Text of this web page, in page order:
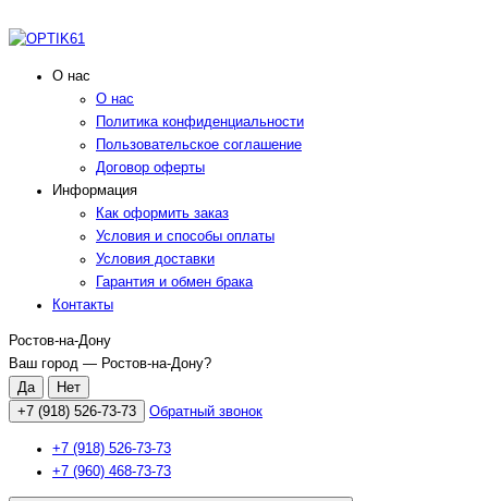
О нас
О нас
Политика конфиденциальности
Пользовательское соглашение
Договор оферты
Информация
Как оформить заказ
Условия и способы оплаты
Условия доставки
Гарантия и обмен брака
Контакты
Ростов-на-Дону
Ваш город — Ростов-на-Дону?
+7 (918) 526-73-73 Обратный звонок
+7 (918) 526-73-73
+7 (960) 468-73-73